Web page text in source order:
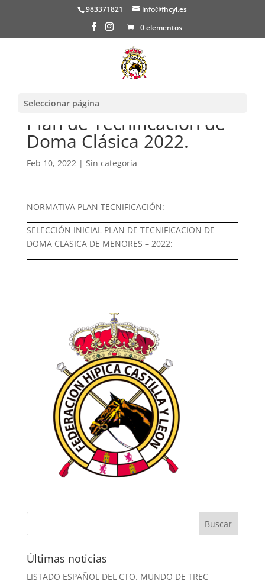
983371821
info@fhcyl.es
0 elementos
Seleccionar página
Plan de Tecnificación de
Doma Clásica 2022.
Feb 10, 2022| Sin categoría
NORMATIVA PLAN TECNIFICACIÓN:
SELECCIÓN INICIAL PLAN DE TECNIFICACION DE
DOMA CLASICA DE MENORES – 2022:
Últimas noticias
LISTADO ESPAÑOL DEL CTO. MUNDO DE TREC